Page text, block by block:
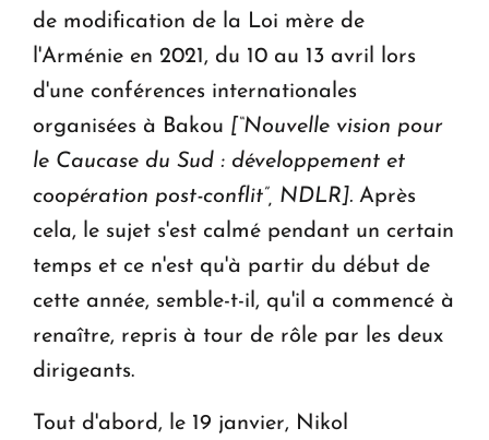
de modification de la Loi mère de
l'Arménie en 2021, du 10 au 13 avril lors
d'une conférences internationales
organisées à Bakou [“Nouvelle vision pour
le Caucase du Sud : développement et
coopération post-conflit”, NDLR]. Après
cela, le sujet s'est calmé pendant un certain
temps et ce n'est qu'à partir du début de
cette année, semble-t-il, qu'il a commencé à
renaître, repris à tour de rôle par les deux
dirigeants.
Tout d'abord, le 19 janvier, Nikol